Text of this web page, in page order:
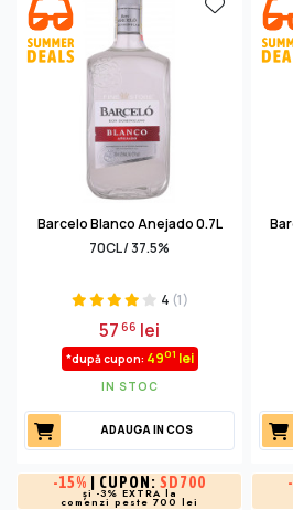
părăseşte ţara. Barcelo,
Matusalem sunt toate mărci
cu tradiţie de până la două sute
acestea îşi fac loc şi producători
care oferă romuri fabuloase prin
Cubaney, Summum, Presidente
Barcelo Blanco Anejado 0.7L
70CL / 37.5%
4 (1)
5766 lei
*după cupon: 4901 lei
IN STOC
ADAUGA IN COS
-15% | CUPON: SD700
și -3% EXTRA la
comenzi peste 700 lei
-